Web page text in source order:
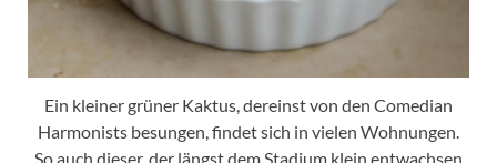
Ein kleiner grüner Kaktus, dereinst von den Comedian
Harmonists besungen, findet sich in vielen Wohnungen.
So auch dieser, der längst dem Stadium klein entwachsen